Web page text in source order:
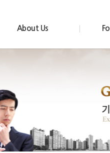
About Us